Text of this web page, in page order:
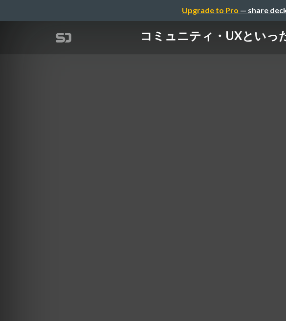
Upgrade to Pro — share
コミュニティ・UXといっ